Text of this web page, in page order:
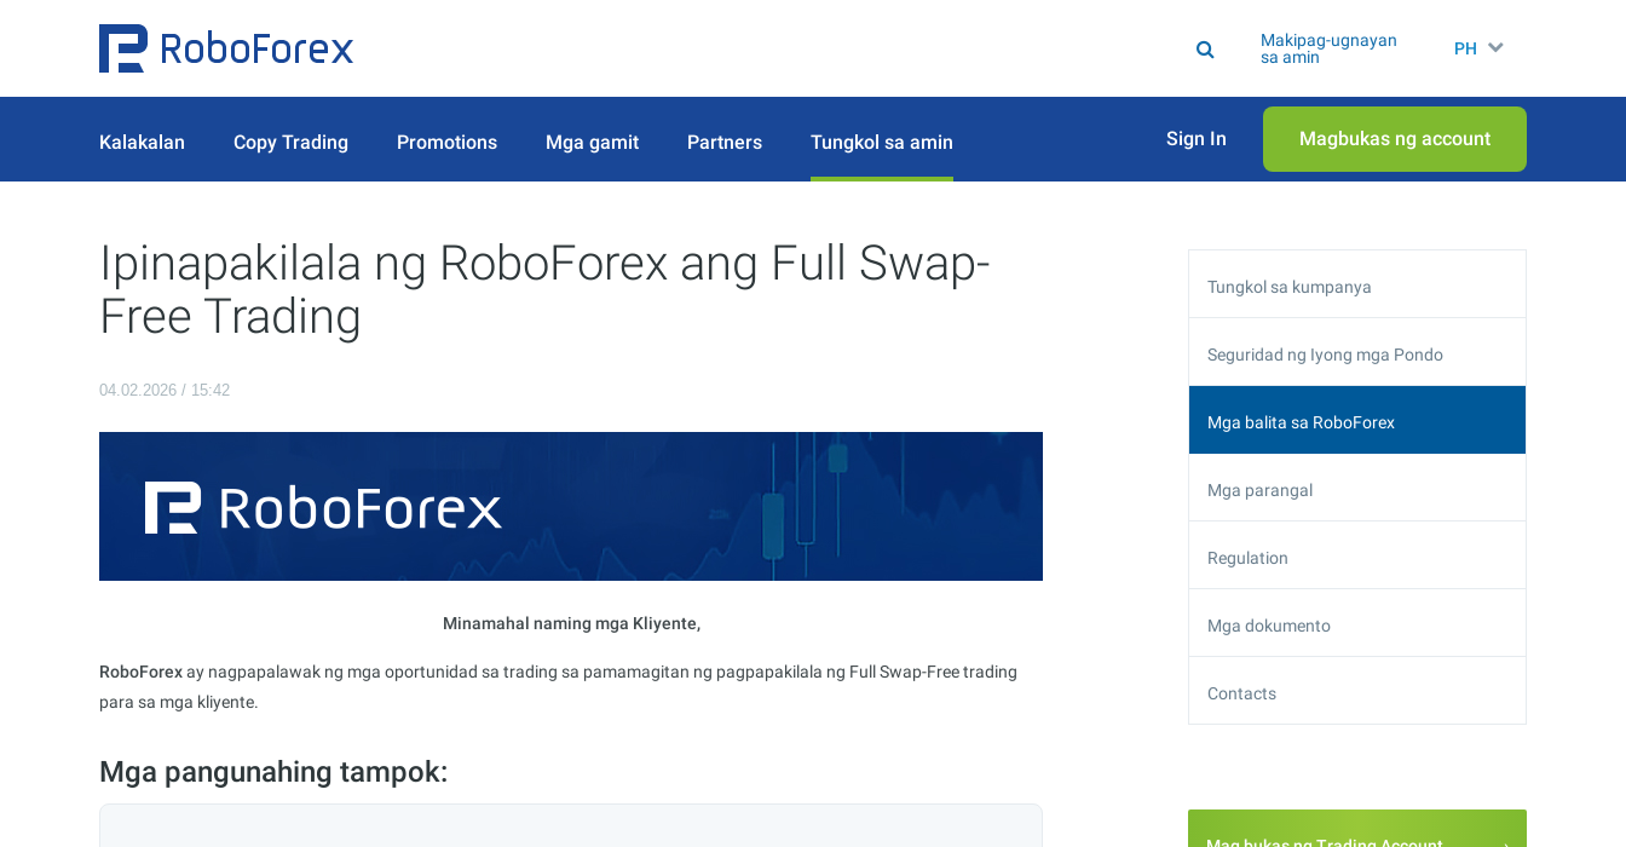
Makipag-ugnayan
sa amin
PH
Kalakalan Copy Trading Promotions Mga gamit Partners Tungkol sa amin Sign In Magbukas ng account
Ipinapakilala ng RoboForex ang Full Swap-
Free Trading
04.02.2026 / 15:42
Minamahal naming mga Kliyente,
RoboForexay nagpapalawak ng mga oportunidad sa trading sa pamamagitan ng pagpapakilala ng Full Swap-Free trading
para sa mga kliyente.
Mga pangunahing tampok:
Tungkol sa kumpanya
Seguridad ng Iyong mga Pondo
Mga balita sa RoboForex
Mga parangal
Regulation
Mga dokumento
Contacts